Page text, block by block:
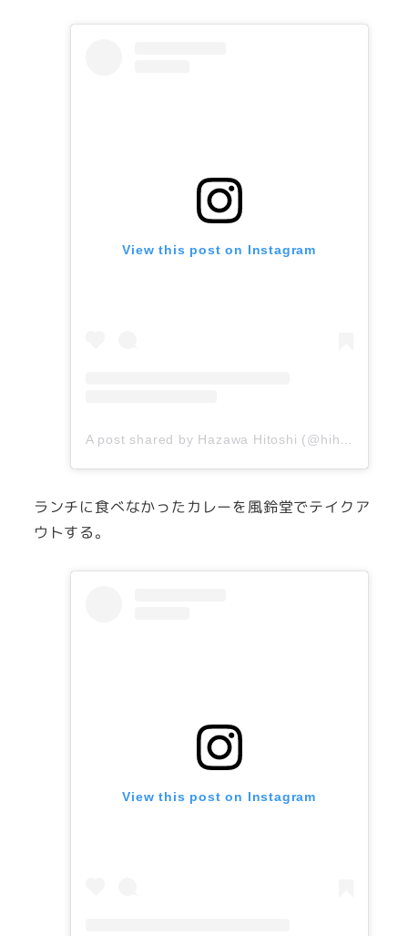
View this post on Instagram
ランチに食べなかったカレーを風鈴堂でテイクア
ウトする。
View this post on Instagram